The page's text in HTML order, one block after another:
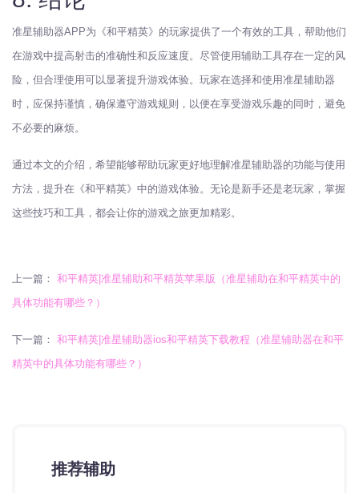
准星辅助器APP为《和平精英》的玩家提供了一个有效的工具，帮助他们
在游戏中提高射击的准确性和反应速度。尽管使用辅助工具存在一定的风
险，但合理使用可以显著提升游戏体验。玩家在选择和使用准星辅助器
时，应保持谨慎，确保遵守游戏规则，以便在享受游戏乐趣的同时，避免
不必要的麻烦。
通过本文的介绍，希望能够帮助玩家更好地理解准星辅助器的功能与使用
方法，提升在《和平精英》中的游戏体验。无论是新手还是老玩家，掌握
这些技巧和工具，都会让你的游戏之旅更加精彩。
上一篇： 和平精英|准星辅助和平精英苹果版（准星辅助在和平精英中的
具体功能有哪些？）
下一篇： 和平精英|准星辅助器ios和平精英下载教程（准星辅助器在和平
精英中的具体功能有哪些？）
推荐辅助